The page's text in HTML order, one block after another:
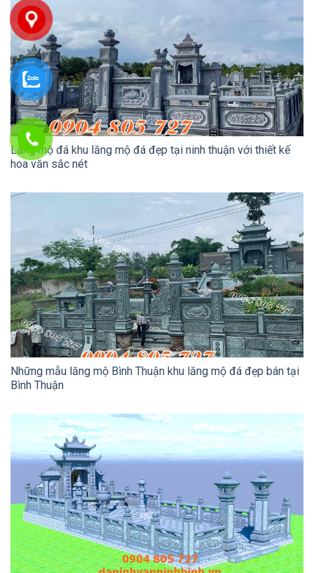
Lăng mộ đá khu lăng mộ đá đẹp tại ninh thuận với thiết kế
hoa văn sắc nét
Những mẫu lăng mộ Bình Thuận khu lăng mộ đá đẹp bán tại
Bình Thuận